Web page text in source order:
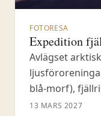
FOTORESA
Expedition
Avlägset
blå-morf),
13 MARS 2027